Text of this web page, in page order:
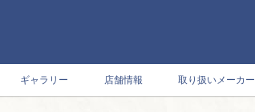
ギャラリー 店舗情報 取り扱いメーカー